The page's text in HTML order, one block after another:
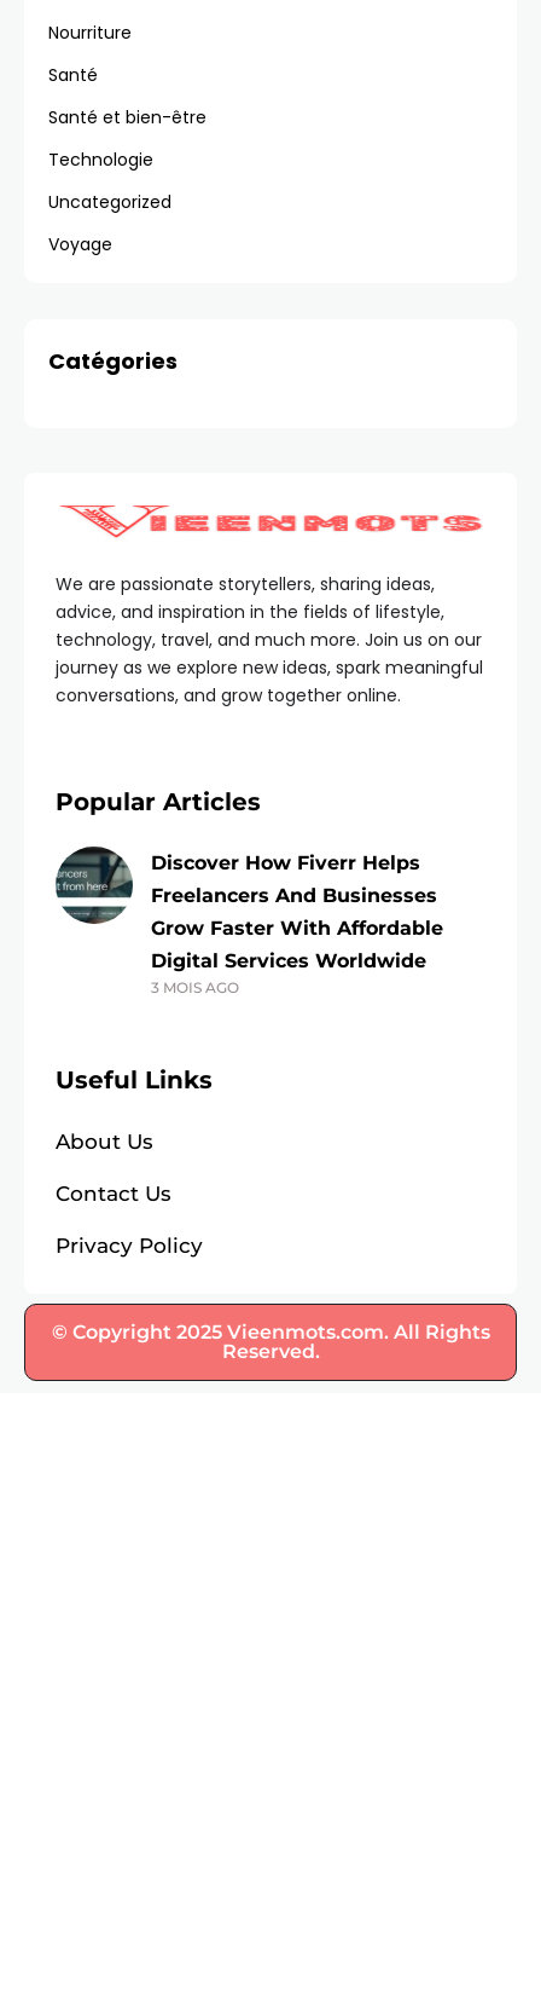
Nourriture
Santé
Santé et bien-être
Technologie
Uncategorized
Voyage
Catégories
We are passionate storytellers, sharing ideas,
advice, and inspiration in the fields of lifestyle,
technology, travel, and much more. Join us on our
journey as we explore new ideas, spark meaningful
conversations, and grow together online.
Popular Articles
Discover How Fiverr Helps
Freelancers And Businesses
Grow Faster With Affordable
Digital Services Worldwide
3 MOIS AGO
Useful Links
About Us
Contact Us
Privacy Policy
© Copyright 2025 Vieenmots.com. All Rights
Reserved.